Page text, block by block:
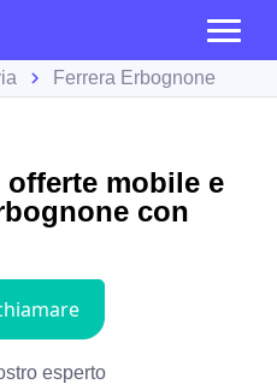
Ferrera Erbognone